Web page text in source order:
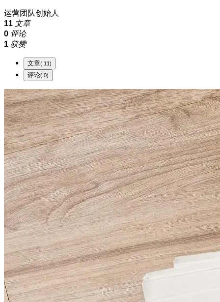
运营团队创始人
11 文章
0 评论
1 获赞
文章 ( 11)
评论 ( 0)